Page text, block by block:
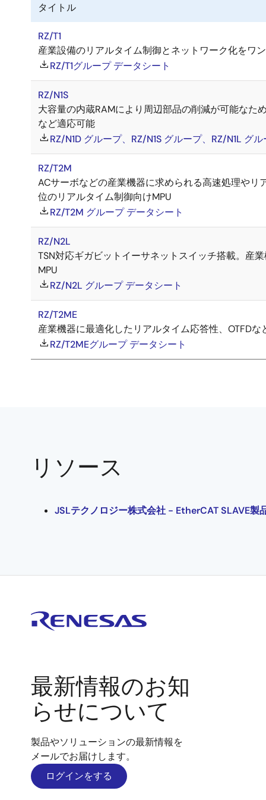
タイトル
RZ/T1
産業設備のリアルタイム制御とネットワーク化をワ
RZ/T1グループ データシート
RZ/N1S
大容量の内蔵RAMにより周辺部品の削減が可能なた
など適応可能
RZ/N1D グループ、RZ/N1S グループ、RZ/N1L グ
RZ/T2M
ACサーボなどの産業機器に求められる高速処理や
位のリアルタイム制御向けMPU
RZ/T2M グループ データシート
RZ/N2L
TSN対応ギガビットイーサネットスイッチ搭載。産
MPU
RZ/N2L グループ データシート
RZ/T2ME
産業機器に最適化したリアルタイム応答性、OTFD
RZ/T2MEグループ データシート
リソース
JSLテクノロジー株式会社 - EtherCAT SLAVE製
最新情報のお知
らせについて
製品やソリューションの最新情報を
メールでお届けします。
ログインをする